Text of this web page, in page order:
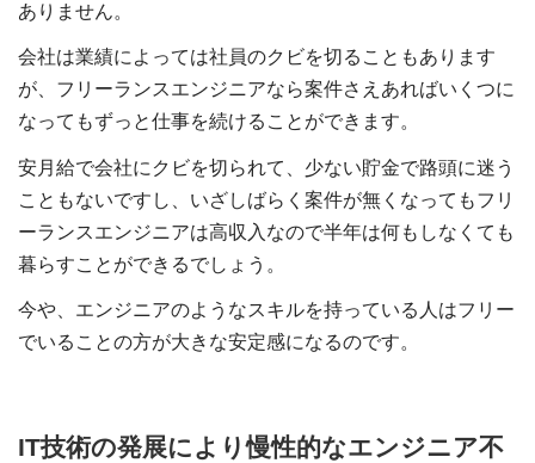
ありません。
会社は業績によっては社員のクビを切ることもあります
が、フリーランスエンジニアなら案件さえあればいくつに
なってもずっと仕事を続けることができます。
安月給で会社にクビを切られて、少ない貯金で路頭に迷う
こともないですし、いざしばらく案件が無くなってもフリ
ーランスエンジニアは高収入なので半年は何もしなくても
暮らすことができるでしょう。
今や、エンジニアのようなスキルを持っている人はフリー
でいることの方が大きな安定感になるのです。
IT技術の発展により慢性的なエンジニア不